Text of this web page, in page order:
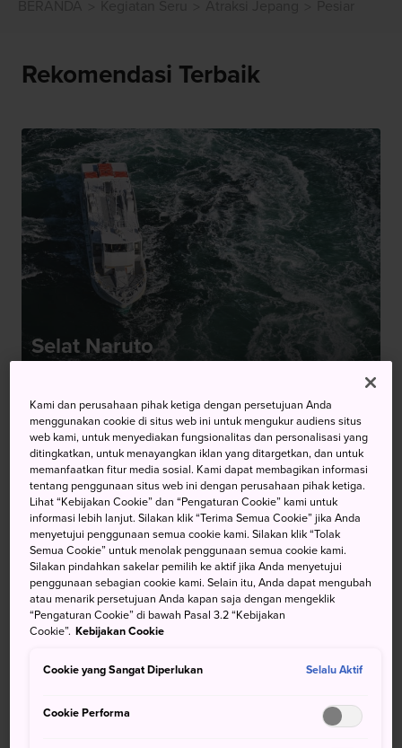
Rekomendasi Terbaik
Selat Naruto
Pesiar Es Apung di
Abashiri
Perahu Beralas
Kaca di Teluk Kabira
Bus Air Tokyo
Pesiar Sungai
Mogami
Kami dan perusahaan pihak ketiga dengan persetujuan Anda
menggunakan cookie di situs web ini untuk mengukur audiens situs
web kami, untuk menyediakan fungsionalitas dan personalisasi yang
ditingkatkan, untuk menayangkan iklan yang ditargetkan, dan untuk
memanfaatkan fitur media sosial. Kami dapat membagikan informasi
tentang penggunaan situs web ini dengan perusahaan pihak ketiga.
Lihat “Kebijakan Cookie” dan “Pengaturan Cookie” kami untuk
informasi lebih lanjut. Silakan klik “Terima Semua Cookie” jika Anda
menyetujui penggunaan semua cookie kami. Silakan klik “Tolak
Semua Cookie” untuk menolak penggunaan semua cookie kami.
Silakan pindahkan sakelar pemilih ke aktif jika Anda menyetujui
penggunaan sebagian cookie kami. Selain itu, Anda dapat mengubah
atau menarik persetujuan Anda kapan saja dengan mengeklik
“Pengaturan Cookie” di bawah Pasal 3.2 “Kebijakan
Cookie”. Kebijakan Cookie
Cookie yang Sangat Diperlukan Selalu Aktif
Cookie Performa